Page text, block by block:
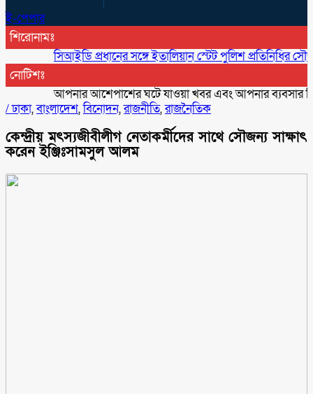
ই-পেপার
শিরোনামঃ
সিআইডি প্রধানের সঙ্গে ইতালিয়ান স্টেট পুলিশ প্রতিনিধির সৌজন্য
নোটিশঃ
আপনার আশেপাশের ঘটে যাওয়া খবর এবং আপনার ব্যবসার
/ঢাকা,বাংলাদেশ,বিনোদন,রাজনীতি,রাজনৈতিক
কেন্দ্রীয় মৎস্যজীবীলীগ নেতাকর্মীদের সাথে সৌজন্য সাক্ষাৎ
করেন ইঞ্জিঃসামসুল আলম